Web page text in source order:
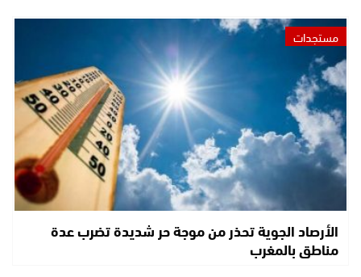
مستجدات
الأرصاد الجوية تحذر من موجة حر شديدة تضرب عدة
مناطق بالمغرب